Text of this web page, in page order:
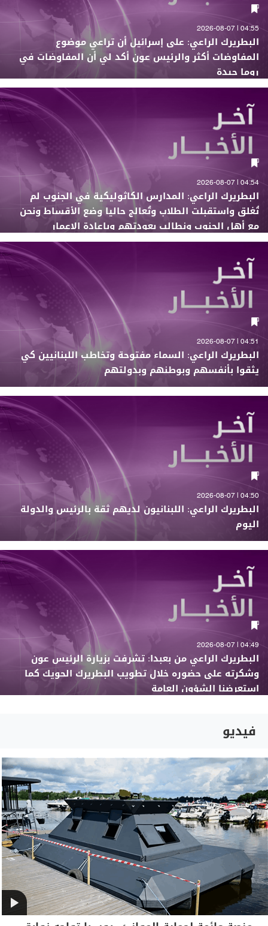
04:55 | 2026-08-07
البطريرك الراعي: على إسرائيل أن تراعي موضوع
المفاوضات أكثر والرئيس عون أكد لي أن المفاوضات في
روما جيدة
04:54 | 2026-08-07
البطريرك الراعي: المدارس الكاثوليكية في الجنوب لم
تُغلق واستقبلت الطلاب وتُعالج حاليا وضع الأقساط ونحن
مع أهل الجنوب ونطالب بعودتهم وبإعادة الإعمار
04:51 | 2026-08-07
البطريرك الراعي: السماء مفتوحة وتخاطب اللبنانيين كي
يثقوا بأنفسهم وبوطنهم وبدولتهم
04:50 | 2026-08-07
البطريرك الراعي: اللبنانيون لديهم ثقة بالرئيس والدولة
اليوم
04:49 | 2026-08-07
البطريرك الراعي من بعبدا: تشرفت بزيارة الرئيس عون
وشكرته على حضوره خلال تطويب البطريرك الحويك كما
استعرضنا الشؤون العامة
فيديو